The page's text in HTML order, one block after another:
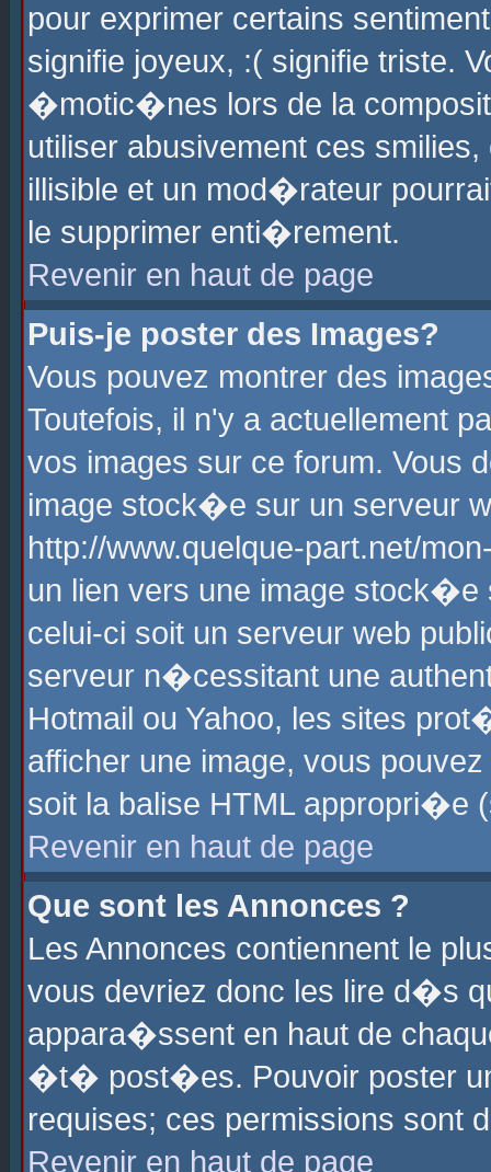
pour exprimer certains
signifie joyeux, :( signifie triste.
�motic�nes lors de la
utiliser abusivement ces
illisible et un mod�rateur
le supprimer enti�rement.
Revenir en haut de page
Puis-je poster des Images?
Vous pouvez montrer des
Toutefois, il n'y a actuellement
vos images sur ce forum. Vous
image stock�e sur un serveur
http://www.quelque-part.net/
un lien vers une image
celui-ci soit un serveur web
serveur n�cessitant une
Hotmail ou Yahoo, les sites
afficher une image, vous
soit la balise HTML
Revenir en haut de page
Que sont les Annonces ?
Les Annonces contiennent le
vous devriez donc les lire d�s
appara�ssent en haut de
�t� post�es. Pouvoir poster
requises; ces permissions sont
Revenir en haut de page